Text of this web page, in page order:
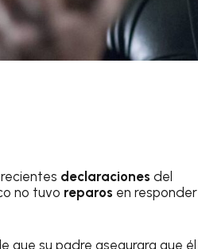
declaraciones del
no tuvo reparos en responder
que su padre asegurara que él